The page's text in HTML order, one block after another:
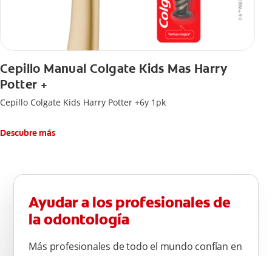
Cepillo Manual Colgate Kids Mas Harry
Potter +
Cepillo Colgate Kids Harry Potter +6y 1pk
Descubre más
Ayudar a los profesionales de
la odontología
Más profesionales de todo el mundo confían en